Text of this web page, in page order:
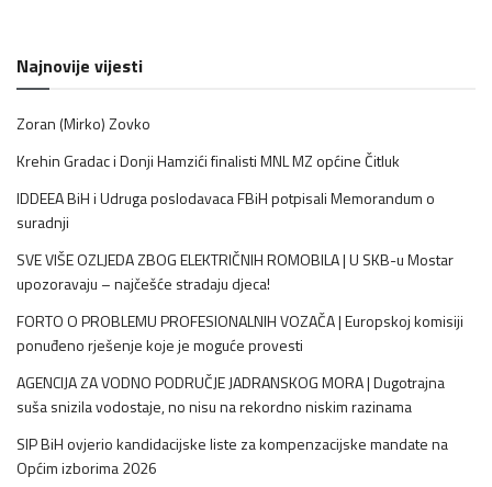
Najnovije vijesti
Zoran (Mirko) Zovko
Krehin Gradac i Donji Hamzići finalisti MNL MZ općine Čitluk
IDDEEA BiH i Udruga poslodavaca FBiH potpisali Memorandum o
suradnji
SVE VIŠE OZLJEDA ZBOG ELEKTRIČNIH ROMOBILA | U SKB-u Mostar
upozoravaju – najčešće stradaju djeca!
FORTO O PROBLEMU PROFESIONALNIH VOZAČA | Europskoj komisiji
ponuđeno rješenje koje je moguće provesti
AGENCIJA ZA VODNO PODRUČJE JADRANSKOG MORA | Dugotrajna
suša snizila vodostaje, no nisu na rekordno niskim razinama
SIP BiH ovjerio kandidacijske liste za kompenzacijske mandate na
Općim izborima 2026